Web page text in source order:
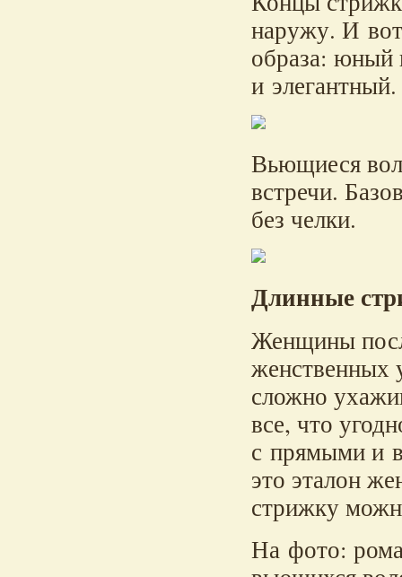
наружу. И
образа: юный
и элегантный.
Вьющиеся
встречи.
без челки.
Длинные
Женщины
женственных
сложно
все, что
с прямыми и
это эталон
стрижку
На фото: